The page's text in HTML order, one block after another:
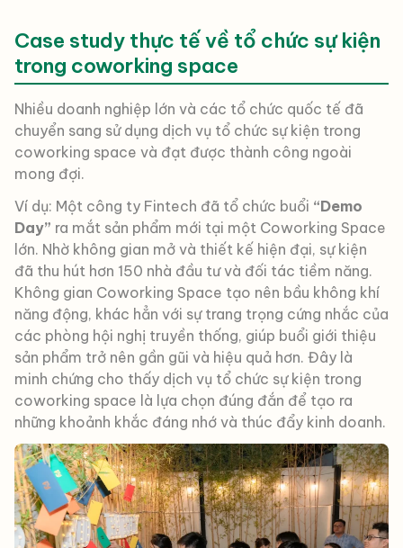
Case study thực tế về tổ chức sự kiện
trong coworking space
Nhiều doanh nghiệp lớn và các tổ chức quốc tế đã
chuyển sang sử dụng dịch vụ tổ chức sự kiện trong
coworking space và đạt được thành công ngoài
mong đợi.
Ví dụ: Một công ty Fintech đã tổ chức buổi “Demo
Day” ra mắt sản phẩm mới tại một Coworking Space
lớn. Nhờ không gian mở và thiết kế hiện đại, sự kiện
đã thu hút hơn 150 nhà đầu tư và đối tác tiềm năng.
Không gian Coworking Space tạo nên bầu không khí
năng động, khác hẳn với sự trang trọng cứng nhắc của
các phòng hội nghị truyền thống, giúp buổi giới thiệu
sản phẩm trở nên gần gũi và hiệu quả hơn. Đây là
minh chứng cho thấy dịch vụ tổ chức sự kiện trong
coworking space là lựa chọn đúng đắn để tạo ra
những khoảnh khắc đáng nhớ và thúc đẩy kinh doanh.